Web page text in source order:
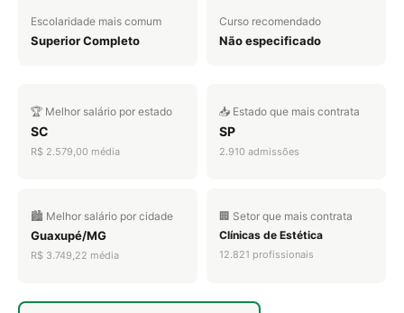
Escolaridade mais comum
Superior Completo
Curso recomendado
Não especificado
🏆 Melhor salário por estado
SC
R$ 2.579,00 média
📥 Estado que mais contrata
SP
2.910 admissões
🏙️ Melhor salário por cidade
Guaxupé/MG
R$ 3.749,22 média
🏢 Setor que mais contrata
Clínicas de Estética
12.821 profissionais